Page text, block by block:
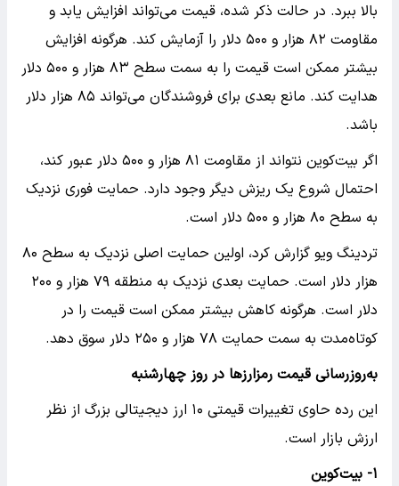
بالا ببرد. در حالت ذکر شده، قیمت می‌تواند افزایش یابد و
مقاومت ۸۲ هزار و ۵۰۰ دلار را آزمایش کند. هرگونه افزایش
بیشتر ممکن است قیمت را به سمت سطح ۸۳ هزار و ۵۰۰ دلار
هدایت کند. مانع بعدی برای فروشندگان می‌تواند ۸۵ هزار دلار
باشد.
‌اگر بیت‌کوین نتواند از مقاومت ۸۱ هزار و ۵۰۰ دلار عبور کند،
احتمال شروع یک ریزش دیگر وجود دارد. ‌حمایت فوری نزدیک
به سطح ۸۰ هزار و ۵۰۰ دلار است.
تردینگ ویو گزارش کرد، اولین حمایت اصلی نزدیک به سطح ۸۰
هزار دلار است. حمایت بعدی نزدیک به منطقه ۷۹ هزار و ۲۰۰
دلار است. هرگونه کاهش بیشتر ممکن است قیمت را در
کوتاه‌مدت به سمت حمایت ۷۸ هزار و ۲۵۰ دلار سوق دهد.
به‌روزرسانی قیمت رمزارزها در روز چهارشنبه
این رده حاوی تغییرات قیمتی ۱۰ ارز دیجیتالی بزرگ از نظر
ارزش بازار است.
۱- بیت‌کوین